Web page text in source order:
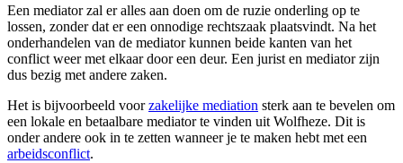
Een mediator zal er alles aan doen om de ruzie onderling op te
lossen, zonder dat er een onnodige rechtszaak plaatsvindt. Na het
onderhandelen van de mediator kunnen beide kanten van het
conflict weer met elkaar door een deur. Een jurist en mediator zijn
dus bezig met andere zaken.
Het is bijvoorbeeld voorzakelijke mediation sterk aan te bevelen om
een lokale en betaalbare mediator te vinden uit Wolfheze. Dit is
onder andere ook in te zetten wanneer je te maken hebt met een
arbeidsconflict.